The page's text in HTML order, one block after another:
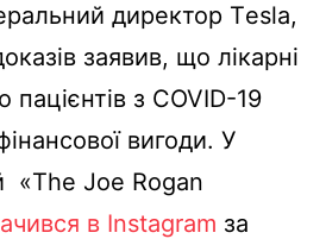
директор Тesla,
заявив, що лікарні
з COVID-19
вигоди. У
«The Joe Rogan
в Instagram за